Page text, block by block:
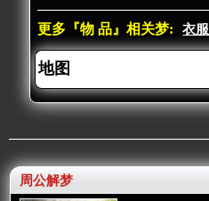
更多『物 品』相关梦: 衣服
周公解梦